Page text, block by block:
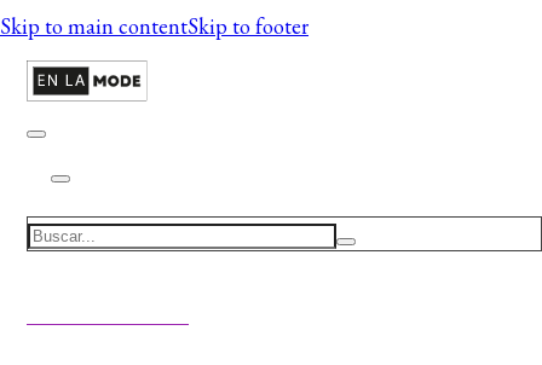
Skip to main contentSkip to footer
Search